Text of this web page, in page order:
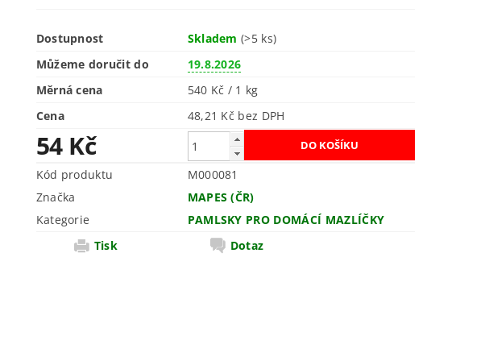
Dostupnost Skladem(>5 ks)
Můžeme doručit do
19.8.2026
Měrná cena
540 Kč / 1 kg
Cena
48,21 Kč bez DPH
54 Kč
Kód produktu
M000081
Značka
MAPES (ČR)
Kategorie
PAMLSKY PRO DOMÁCÍ MAZLÍČKY
Tisk
Dotaz